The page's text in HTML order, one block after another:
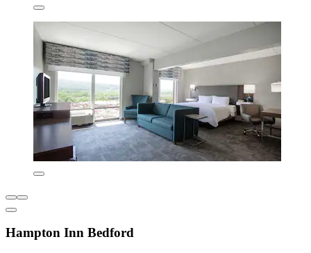
Hampton Inn Bedford